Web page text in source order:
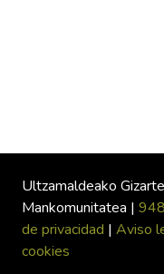
Ultzamaldeako
Mankomunitatea |
de privacidad | Aviso
cookies